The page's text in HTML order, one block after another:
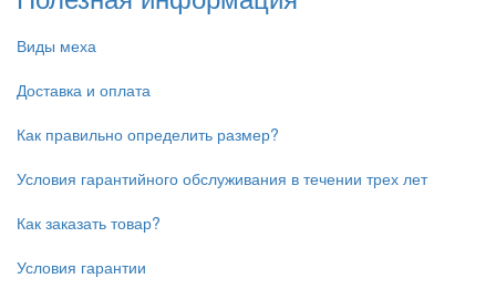
Виды меха
Доставка и оплата
Как правильно определить размер?
Условия гарантийного обслуживания в течении трех лет
Как заказать товар?
Условия гарантии